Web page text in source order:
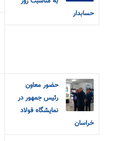
حسابدار
حضور معاون
رئیس جمهور در
نمایشگاه فولاد
خراسان